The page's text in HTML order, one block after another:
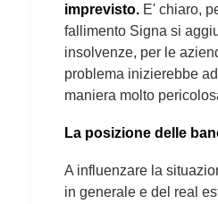
imprevisto. E' chiaro,
fallimento Signa si
insolvenze, per le
problema inizierebbe
maniera molto
La posizione delle
A influenzare la
in generale e del real